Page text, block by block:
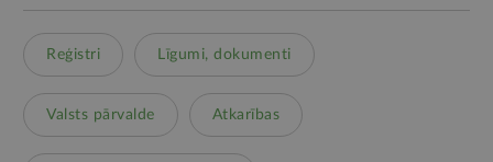
Reģistri Līgumi, dokumenti
Valsts pārvalde Atkarības